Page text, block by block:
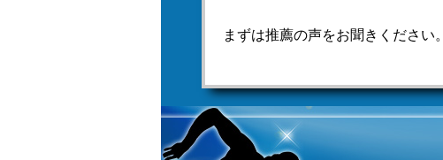
まずは推薦の声をお聞きください。